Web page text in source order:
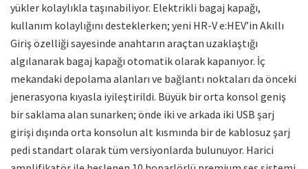
yükler kolaylıkla taşınabiliyor. Elektrikli bagaj kapağı,
kullanım kolaylığını desteklerken; yeni HR-V e:HEV’in Akıllı
Giriş özelliği sayesinde anahtarın araçtan uzaklaştığı
algılanarak bagaj kapağı otomatik olarak kapanıyor. İç
mekandaki depolama alanları ve bağlantı noktaları da önceki
jenerasyona kıyasla iyileştirildi. Büyük bir orta konsol geniş
bir saklama alan sunarken; önde iki ve arkada iki USB şarj
girişi dışında orta konsolun alt kısmında bir de kablosuz şarj
pedi standart olarak tüm versiyonlarda bulunuyor. Harici